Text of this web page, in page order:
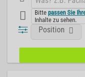
Bittepassen Sie
Inhalte zu sehen.
Position